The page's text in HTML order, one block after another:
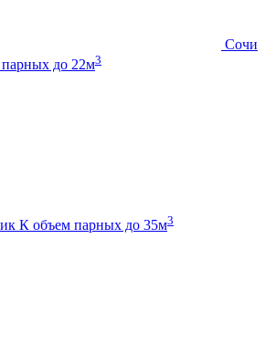
Сочи
до 22м3
К объем парных до 35м3